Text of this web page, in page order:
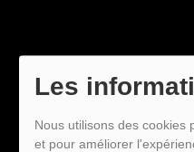
Les
Nous utilisons des cookies
et pour améliorer